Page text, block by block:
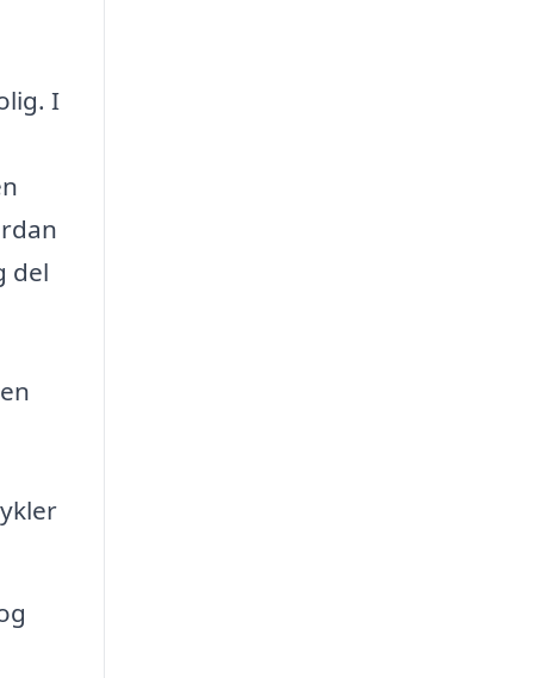
I
del